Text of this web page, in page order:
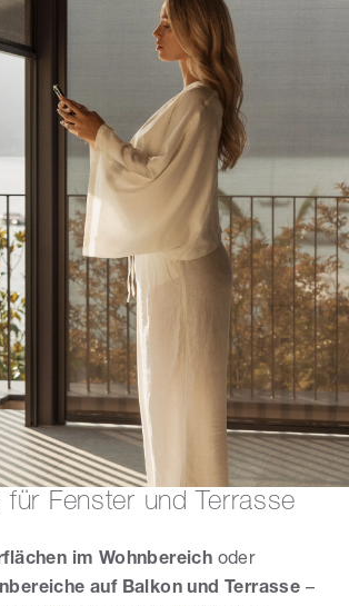
für Fenster und Terrasse
im Wohnbereich oder
auf Balkon und Terrasse –